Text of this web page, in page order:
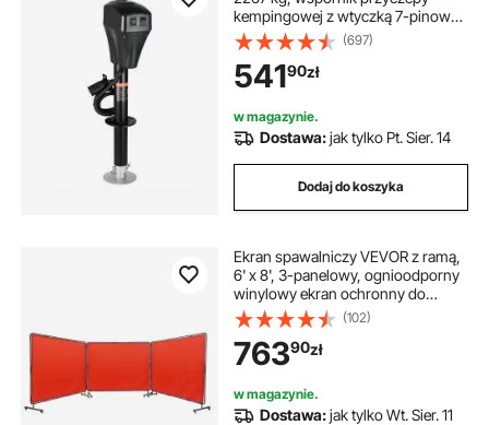
kempingowej z wtyczką 7-pinową,
korbą ręczną i osłoną podnośnika,
zakres podnoszenia 255–860 mm,
do przyczep, kamperów i przyczep
kempingowych, kolor czarny
(697)
54190zł
w magazynie.
Dostawa:jak tylko Pt. Sier. 14
Dodaj do koszyka
Ekran spawalniczy VEVOR z ramą,
6' x 8', 3-panelowy, ognioodporny
winylowy ekran ochronny do
spawania na 12 obrotowych
kółkach (6 z blokadą), ruchomy i
profesjonalny do warsztatu, Ro
(102)
76390zł
w magazynie.
Dostawa:jak tylko Wt. Sier. 11